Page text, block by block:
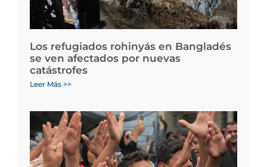
Los refugiados rohinyás en Bangladés
se ven afectados por nuevas
catástrofes
Leer Más >>